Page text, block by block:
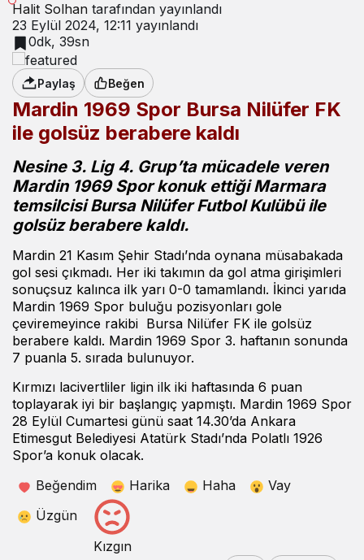
Halit Solhan tarafından yayınlandı
23 Eylül 2024, 12:11 yayınlandı
0dk, 39sn
Paylaş Beğen
Mardin 1969 Spor Bursa Nilüfer FK
ile golsüz berabere kaldı
Nesine 3. Lig 4. Grup’ta mücadele veren
Mardin 1969 Spor konuk ettiği Marmara
temsilcisi Bursa Nilüfer Futbol Kulübü ile
golsüz berabere kaldı.
Mardin 21 Kasım Şehir Stadı’nda oynana müsabakada
gol sesi çıkmadı. Her iki takımın da gol atma girişimleri
sonuçsuz kalınca ilk yarı 0-0 tamamlandı. İkinci yarıda
Mardin 1969 Spor buluğu pozisyonları gole
çeviremeyince rakibi Bursa Nilüfer FK ile golsüz
berabere kaldı. Mardin 1969 Spor 3. haftanın sonunda
7 puanla 5. sırada bulunuyor.
Kırmızı lacivertliler ligin ilk iki haftasında 6 puan
toplayarak iyi bir başlangıç yapmıştı. Mardin 1969 Spor
28 Eylül Cumartesi günü saat 14.30’da Ankara
Etimesgut Belediyesi Atatürk Stadı’nda Polatlı 1926
Spor’a konuk olacak.
Beğendim
Harika Haha
Vay
Üzgün
Kızgın